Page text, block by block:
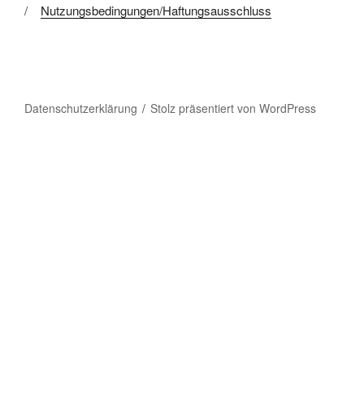
/ Nutzungsbedingungen/Haftungsausschluss
Datenschutzerklärung Stolz präsentiert von WordPress